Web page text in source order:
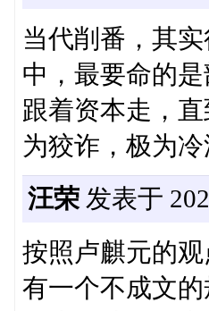
当代削番，其
中，最要命的
跟着资本走，
为狡诈，极为冷
汪荣发表于
按照卢麒元的
有一个不成文